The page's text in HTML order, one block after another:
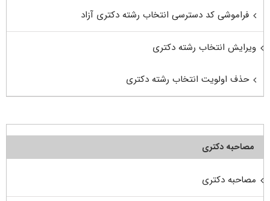
فراموشی کد دسترسی انتخاب رشته دکتری آزاد
ویرایش انتخاب رشته دکتری
حذف اولویت انتخاب رشته دکتری
مصاحبه دکتری
مصاحبه دکتری